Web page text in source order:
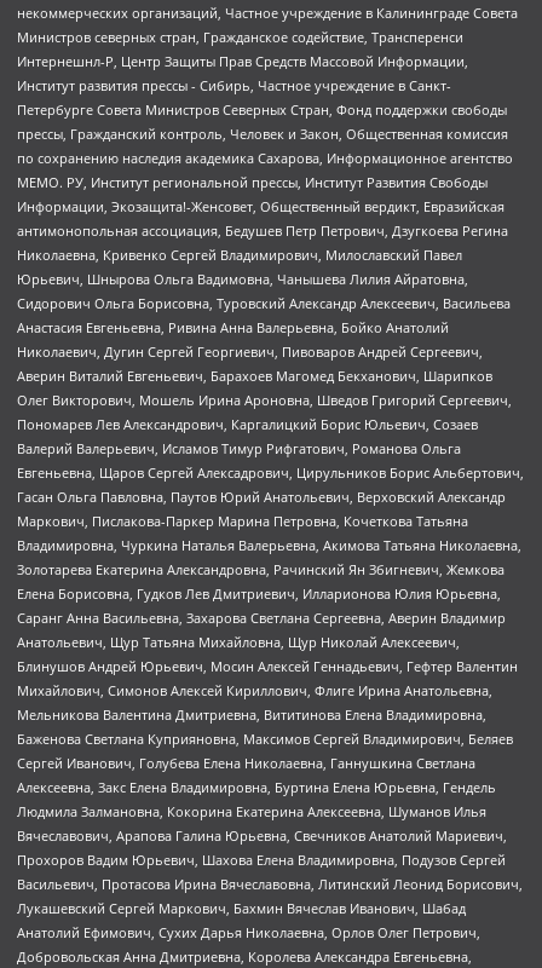
некоммерческих организаций, Частное учреждение в Калининграде Совета
Министров северных стран, Гражданское содействие, Трансперенси
Интернешнл-Р, Центр Защиты Прав Средств Массовой Информации,
Институт развития прессы - Сибирь, Частное учреждение в Санкт-
Петербурге Совета Министров Северных Стран, Фонд поддержки свободы
прессы, Гражданский контроль, Человек и Закон, Общественная комиссия
по сохранению наследия академика Сахарова, Информационное агентство
МЕМО. РУ, Институт региональной прессы, Институт Развития Свободы
Информации, Экозащита!-Женсовет, Общественный вердикт, Евразийская
антимонопольная ассоциация, Бедушев Петр Петрович, Дзугкоева Регина
Николаевна, Кривенко Сергей Владимирович, Милославский Павел
Юрьевич, Шнырова Ольга Вадимовна, Чанышева Лилия Айратовна,
Сидорович Ольга Борисовна, Туровский Александр Алексеевич, Васильева
Анастасия Евгеньевна, Ривина Анна Валерьевна, Бойко Анатолий
Николаевич, Дугин Сергей Георгиевич, Пивоваров Андрей Сергеевич,
Аверин Виталий Евгеньевич, Барахоев Магомед Бекханович, Шарипков
Олег Викторович, Мошель Ирина Ароновна, Шведов Григорий Сергеевич,
Пономарев Лев Александрович, Каргалицкий Борис Юльевич, Созаев
Валерий Валерьевич, Исламов Тимур Рифгатович, Романова Ольга
Евгеньевна, Щаров Сергей Алексадрович, Цирульников Борис Альбертович,
Гасан Ольга Павловна, Паутов Юрий Анатольевич, Верховский Александр
Маркович, Пислакова-Паркер Марина Петровна, Кочеткова Татьяна
Владимировна, Чуркина Наталья Валерьевна, Акимова Татьяна Николаевна,
Золотарева Екатерина Александровна, Рачинский Ян Збигневич, Жемкова
Елена Борисовна, Гудков Лев Дмитриевич, Илларионова Юлия Юрьевна,
Саранг Анна Васильевна, Захарова Светлана Сергеевна, Аверин Владимир
Анатольевич, Щур Татьяна Михайловна, Щур Николай Алексеевич,
Блинушов Андрей Юрьевич, Мосин Алексей Геннадьевич, Гефтер Валентин
Михайлович, Симонов Алексей Кириллович, Флиге Ирина Анатольевна,
Мельникова Валентина Дмитриевна, Вититинова Елена Владимировна,
Баженова Светлана Куприяновна, Максимов Сергей Владимирович, Беляев
Сергей Иванович, Голубева Елена Николаевна, Ганнушкина Светлана
Алексеевна, Закс Елена Владимировна, Буртина Елена Юрьевна, Гендель
Людмила Залмановна, Кокорина Екатерина Алексеевна, Шуманов Илья
Вячеславович, Арапова Галина Юрьевна, Свечников Анатолий Мариевич,
Прохоров Вадим Юрьевич, Шахова Елена Владимировна, Подузов Сергей
Васильевич, Протасова Ирина Вячеславовна, Литинский Леонид Борисович,
Лукашевский Сергей Маркович, Бахмин Вячеслав Иванович, Шабад
Анатолий Ефимович, Сухих Дарья Николаевна, Орлов Олег Петрович,
Добровольская Анна Дмитриевна, Королева Александра Евгеньевна,